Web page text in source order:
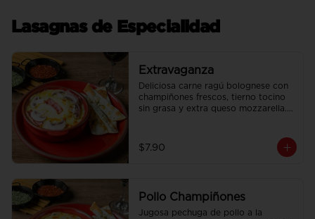
Lasagnas de Especialidad
Extravaganza
Deliciosa carne ragú bolognese con
champiñones frescos, tierno tocino
sin grasa y extra queso mozzarella.
$7.90
Pollo Champiñones
Jugosa pechuga de pollo a la